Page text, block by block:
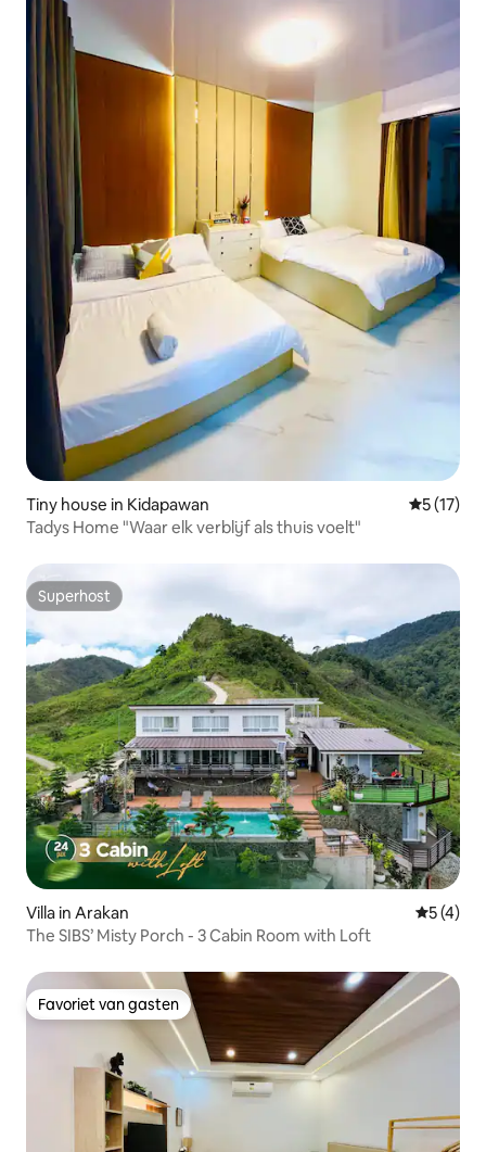
Tiny house in Kidapawan
5 (17)
Tadys Home "Waar elk verblijf als thuis voelt"
Superhost
Superhost
Villa in Arakan
5 (4)
The SIBS’ Misty Porch - 3 Cabin Room with Loft
Favoriet van gasten
Favoriet van gasten